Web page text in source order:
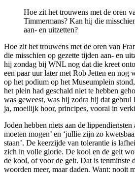
Hoe zit het trouwens met de oren
Timmermans? Kan hij die
aan- en uitzetten?
Hoe zit het trouwens met de oren van
die misschien op gezette tijden aan- en
hij zondag bij WNL nog dat die kreet
een paar uur later met Rob Jetten en nog
op het podium op het Museumplein
het plein had geschald niet te hebben
was geweest, was hij zodra hij dat
ja, moeilijk hoor, principes, vooral in
Joden hebben niets aan de lippendiensten
moeten mogen’ en ‘jullie zijn zo
staan’. De keerzijde van tolerantie is
zich in volle glorie. De kool en de geit
de kool, of voor de geit. Dat is tenminste
woorden meer, maar daden. Want: nooit